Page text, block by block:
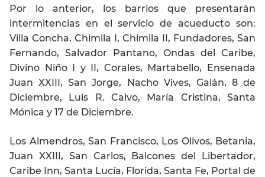
Por lo anterior, los barrios que presentarán
intermitencias en el servicio de acueducto son:
Villa Concha, Chimila I, Chimila II, Fundadores, San
Fernando, Salvador Pantano, Ondas del Caribe,
Divino Niño I y II, Corales, Martabello, Ensenada
Juan XXIII, San Jorge, Nacho Vives, Galán, 8 de
Diciembre, Luis R. Calvo, María Cristina, Santa
Mónica y 17 de Diciembre.
Los Almendros, San Francisco, Los Olivos, Betania,
Juan XXIII, San Carlos, Balcones del Libertador,
Caribe Inn, Santa Lucía, Florida, Santa Fe, Portal de